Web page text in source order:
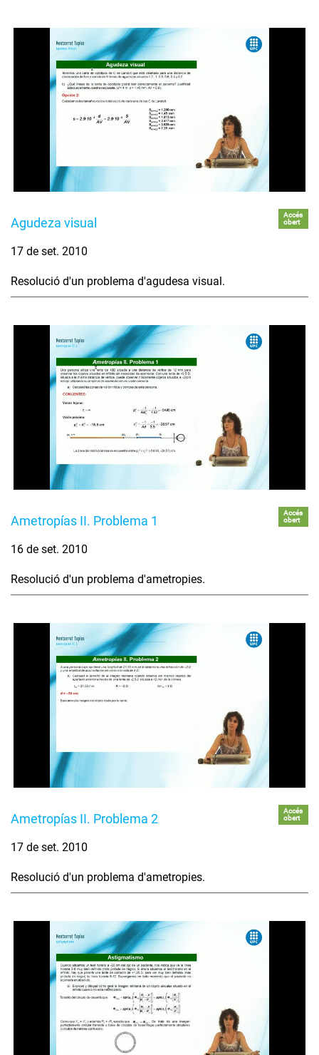
Agudeza visual
Accés
obert
17 de set. 2010
Resolució d'un problema d'agudesa visual.
Ametropías II. Problema 1
Accés
obert
16 de set. 2010
Resolució d'un problema d'ametropies.
Ametropías II. Problema 2
Accés
obert
17 de set. 2010
Resolució d'un problema d'ametropies.